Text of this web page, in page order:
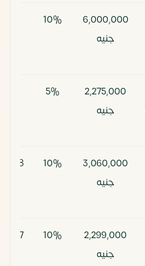
6٬000٬000
جنيه
10%
2٬275٬000
جنيه
5%
3٬060٬000
جنيه
10% 8 سنوات
2٬299٬000
جنيه
10% 7 سنوات